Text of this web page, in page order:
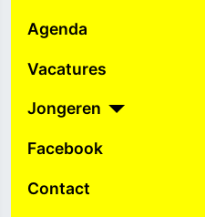
Agenda
Vacatures
Jongeren
Facebook
Contact